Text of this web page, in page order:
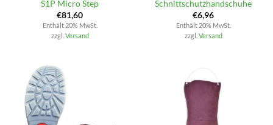
S1P Micro Step
€81,60
Enthält 20% MwSt.
zzgl. Versand
Schnittschutzhandschuhe
€6,96
Enthält 20% MwSt.
zzgl. Versand